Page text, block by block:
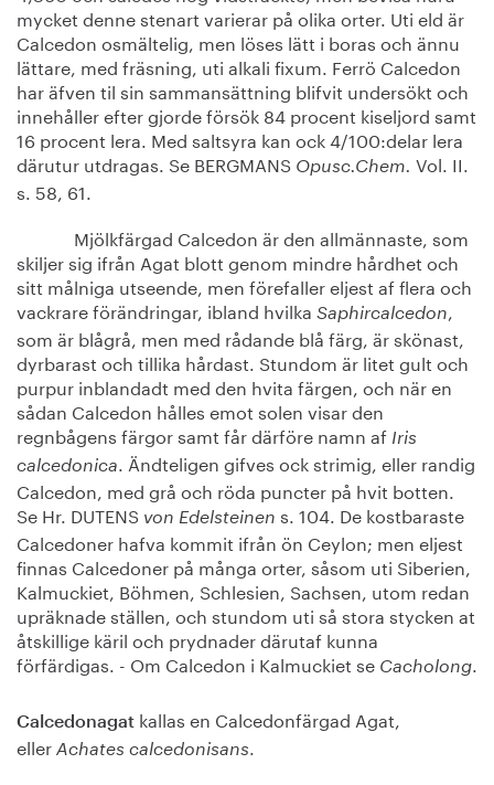
mycket denne stenart varierar på olika orter. Uti eld är
Calcedon osmältelig, men löses lätt i boras och ännu
lättare, med fräsning, uti alkali fixum. Ferrö Calcedon
har äfven til sin sammansättning blifvit undersökt och
innehåller efter gjorde försök 84 procent kiseljord samt
16 procent lera. Med saltsyra kan ock 4/100:delar lera
därutur utdragas. Se BERGMANS Opusc.Chem. Vol. II.
s. 58, 61.
Mjölkfärgad Calcedon är den allmännaste, som
skiljer sig ifrån Agat blott genom mindre hårdhet och
sitt målniga utseende, men förefaller eljest af flera och
vackrare förändringar, ibland hvilka Saphircalcedon,
som är blågrå, men med rådande blå färg, är skönast,
dyrbarast och tillika hårdast. Stundom är litet gult och
purpur inblandadt med den hvita färgen, och när en
sådan Calcedon hålles emot solen visar den
regnbågens färgor samt får därföre namn af Iris
calcedonica. Ändteligen gifves ock strimig, eller randig
Calcedon, med grå och röda puncter på hvit botten.
Se Hr. DUTENS von Edelsteinen s. 104. De kostbaraste
Calcedoner hafva kommit ifrån ön Ceylon; men eljest
finnas Calcedoner på många orter, såsom uti Siberien,
Kalmuckiet, Böhmen, Schlesien, Sachsen, utom redan
upräknade ställen, och stundom uti så stora stycken at
åtskillige käril och prydnader därutaf kunna
förfärdigas. - Om Calcedon i Kalmuckiet se Cacholong.
Calcedonagat kallas en Calcedonfärgad Agat,
eller Achates calcedonisans.